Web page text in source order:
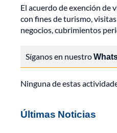
El acuerdo de exención de
con fines de turismo,
negocios, cubrimientos
Síganos en nuestro
Ninguna de estas
Últimas Noticias